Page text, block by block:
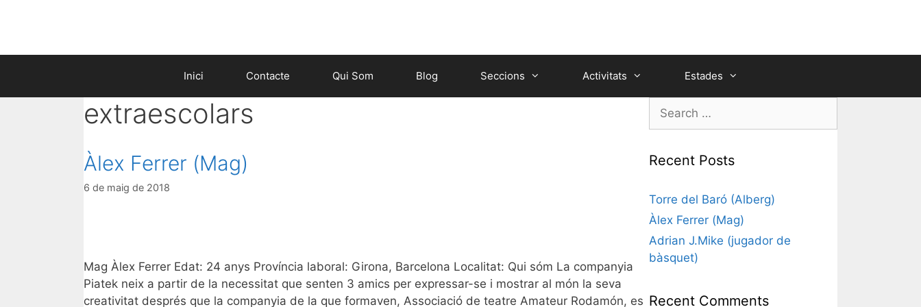
Inici Contacte Qui Som Blog Seccions Activitats Estades
extraescolars
Àlex Ferrer (Mag)
6 de maig de 2018
Mag Àlex Ferrer Edat: 24 anys Província laboral: Girona, Barcelona Localitat: Qui sóm La companyia
Piatek neix a partir de la necessitat que senten 3 amics per expressar-se i mostrar al món la seva
creativitat després que la companyia de la que formaven, Associació de teatre Amateur Rodamón, es
Search
for:
Recent Posts
Torre del Baró (Alberg)
Àlex Ferrer (Mag)
Adrian J.Mike (jugador de
bàsquet)
Recent Comments